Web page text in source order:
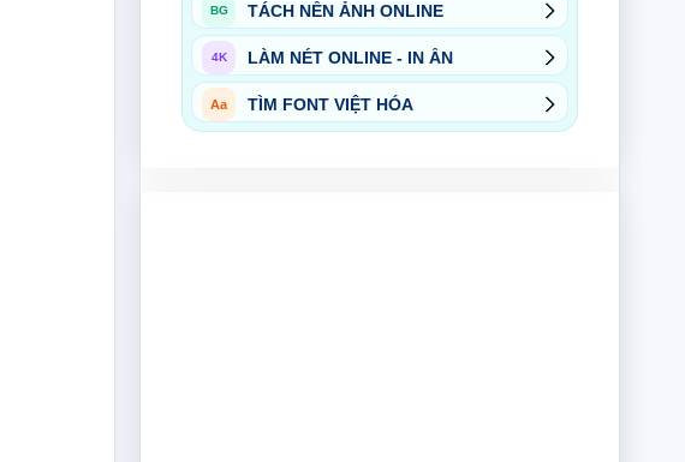
BG TÁCH NỀN ẢNH ONLINE
4K LÀM NÉT ONLINE - IN ẤN
Aa TÌM FONT VIỆT HÓA